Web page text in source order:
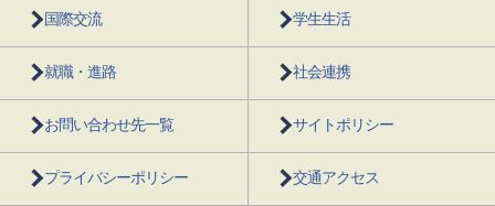
国際交流 学生生活
就職・進路 社会連携
お問い合わせ先一覧 サイトポリシー
プライバシーポリシー 交通アクセス